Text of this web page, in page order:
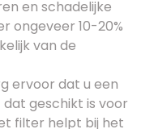
en schadelijke
ongeveer 10-20%
van de
ervoor dat u een
geschikt is voor
filter helpt bij het